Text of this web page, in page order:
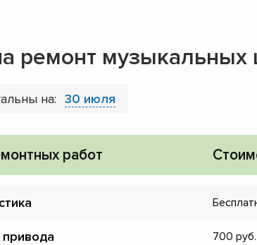
ремонт музыкальных
на: 30 июля
работ
700